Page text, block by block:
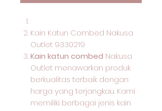
Kain Katun Combed Nakusa
Outlet 9330219
Kain katun combed Nakusa
Outlet menawarkan produk
berkualitas terbaik dengan
harga yang terjangkau. Kami
memiliki berbagai jenis kain